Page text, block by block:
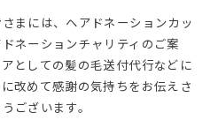
まには、ヘアドネーションカッ
ネーションチャリティのご案
としての髪の毛送付代行などに
改めて感謝の気持ちをお伝えさ
ございます。